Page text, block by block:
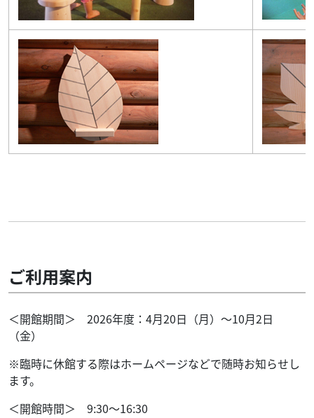
ご利用案内
＜開館期間＞ 2026年度：4月20日（月）～10月2日
（金）
※臨時に休館する際はホームページなどで随時お知らせし
ます。
＜開館時間＞ 9:30～16:30